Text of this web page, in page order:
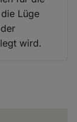
Lüge
wird.